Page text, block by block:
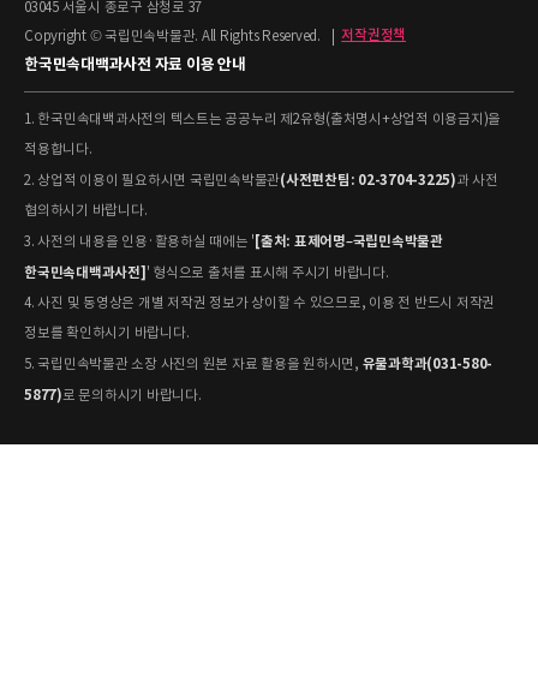
03045 서울시 종로구 삼청로 37
Copyright © 국립민속박물관. All Rights Reserved.
저작권정책
한국민속대백과사전 자료 이용 안내
1. 한국민속대백과사전의 텍스트는 공공누리 제2유형(출처명시+상업적 이용금지)을
적용합니다.
2. 상업적 이용이 필요하시면 국립민속박물관(사전편찬팀: 02-3704-3225)과 사전
협의하시기 바랍니다.
3. 사전의 내용을 인용·활용하실 때에는 '[출처: 표제어명–국립민속박물관
한국민속대백과사전]' 형식으로 출처를 표시해 주시기 바랍니다.
4. 사진 및 동영상은 개별 저작권 정보가 상이할 수 있으므로, 이용 전 반드시 저작권
정보를 확인하시기 바랍니다.
5. 국립민속박물관 소장 사진의 원본 자료 활용을 원하시면, 유물과학과(031-580-
5877) 로 문의하시기 바랍니다.